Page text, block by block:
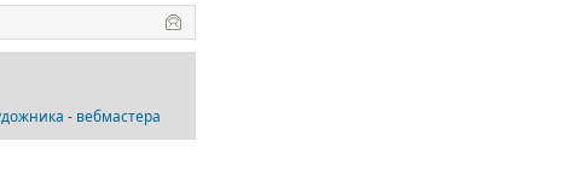
- вебмастера